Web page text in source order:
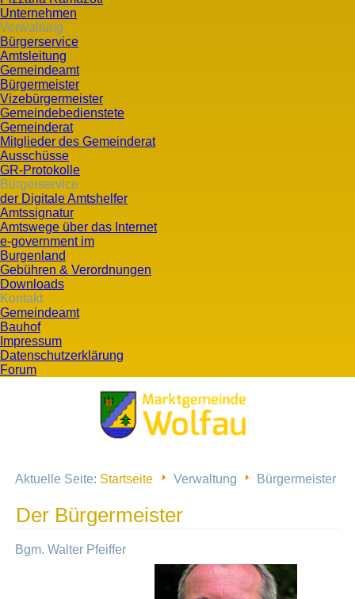
Unternehmen
Verwaltung
Bürgerservice
Amtsleitung
Gemeindeamt
Bürgermeister
Vizebürgermeister
Gemeindebedienstete
Gemeinderat
Mitglieder des Gemeinderat
Ausschüsse
GR-Protokolle
Bürgerservice
der Digitale Amtshelfer
Amtssignatur
Amtswege über das Internet
e-government im
Burgenland
Gebühren & Verordnungen
Downloads
Kontakt
Gemeindeamt
Bauhof
Impressum
Datenschutzerklärung
Forum
Aktuelle Seite: Startseite Verwaltung Bürgermeister
Der Bürgermeister
Bgm. Walter Pfeiffer